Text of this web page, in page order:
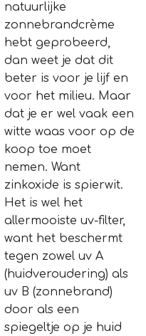
natuurlijke
zonnebrandcrème
hebt geprobeerd,
dan weet je dat dit
beter is voor je lijf en
voor het milieu. Maar
dat je er wel vaak een
witte waas voor op de
koop toe moet
nemen. Want
zinkoxide is spierwit.
Het is wel het
allermooiste uv-filter,
want het beschermt
tegen zowel uv A
(huidveroudering) als
uv B (zonnebrand)
door als een
spiegeltje op je huid